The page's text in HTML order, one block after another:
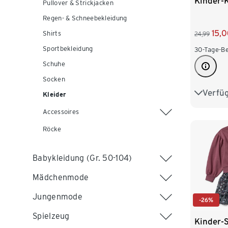
Pullover & Strickjacken
Regen- & Schneebekleidung
Shirts
Sportbekleidung
Schuhe
Socken
Kleider
Accessoires
Röcke
Babykleidung (Gr. 50-104)
Mädchenmode
Jungenmode
Spielzeug
24,99
30-Tage-
122/128
170/176
-26%
Kinder-